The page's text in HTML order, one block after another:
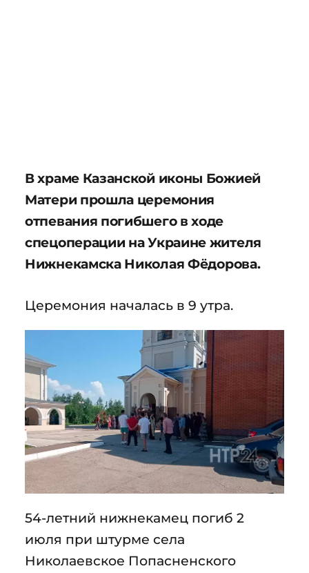
В храме Казанской иконы Божией
Матери прошла церемония
отпевания погибшего в ходе
спецоперации на Украине жителя
Нижнекамска Николая Фёдорова.
Церемония началась в 9 утра.
54-летний нижнекамец погиб 2
июля при штурме села
Николаевское Попасненского